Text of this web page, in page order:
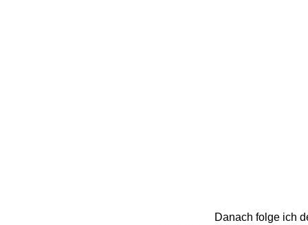
Danach folge ich